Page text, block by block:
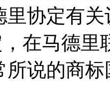
里协定有
在马德
所说的商